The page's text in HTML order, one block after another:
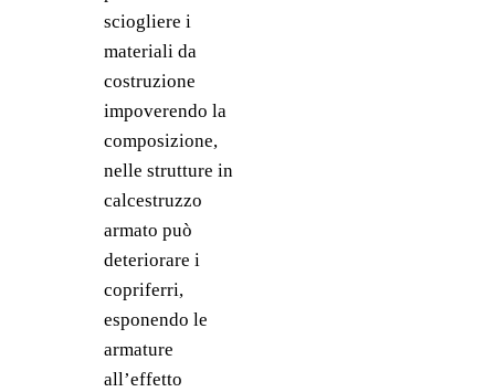
sciogliere i
materiali da
costruzione
impoverendo la
composizione,
nelle strutture in
calcestruzzo
armato può
deteriorare i
copriferri,
esponendo le
armature
all’effetto